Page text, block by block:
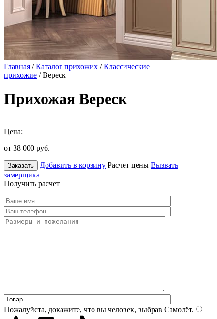
Главная /Каталог прихожих /Классические
прихожие / Вереск
Прихожая Вереск
Цена:
от 38 000 руб.
Заказать Добавить в корзину Расчет цены Вызвать
замерщика
Получить расчет
Пожалуйста, докажите, что вы человек, выбрав Самолёт.